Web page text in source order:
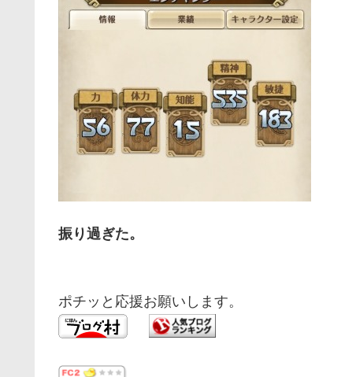
振り過ぎた。
ポチッと応援お願いします。